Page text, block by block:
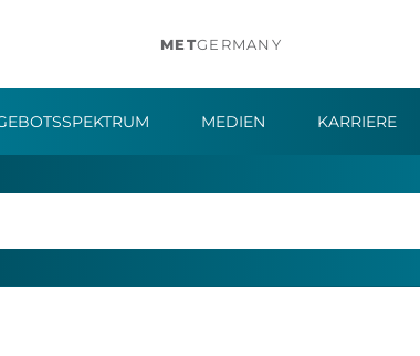
METGERMANY
MEDIEN KARRIERE